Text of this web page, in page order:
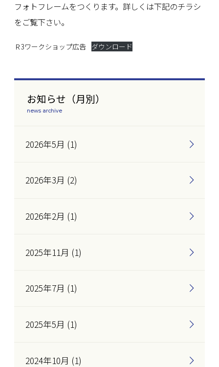
フォトフレームをつくります。詳しくは下記のチラシ
をご覧下さい。
Ｒ3ワークショップ広告 ダウンロード
お知らせ（月別）
news archive
2026年5月 (1)
2026年3月 (2)
2026年2月 (1)
2025年11月 (1)
2025年7月 (1)
2025年5月 (1)
2024年10月 (1)